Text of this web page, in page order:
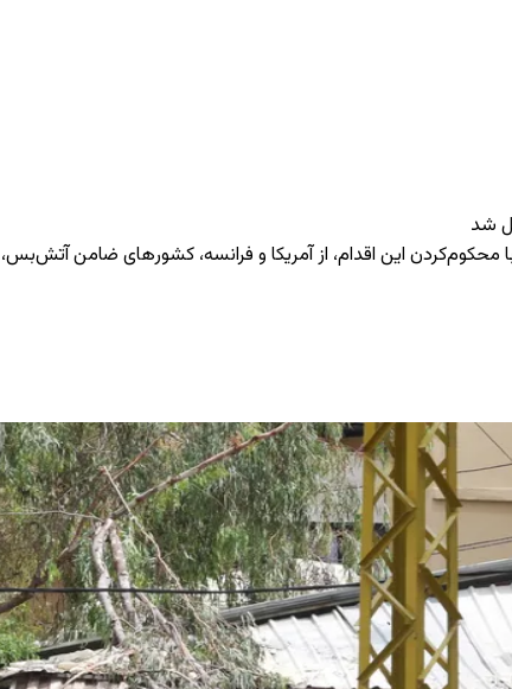
شد
محکوم‌کردن این اقدام، از آمریکا و فرانسه، کشورهای ضامن